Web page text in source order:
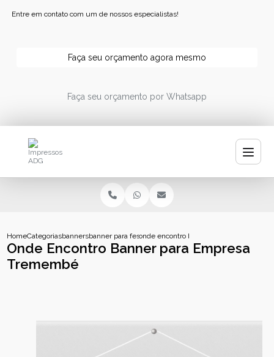
Entre em contato com um de nossos especialistas!
Faça seu orçamento agora mesmo
Faça seu orçamento por Whatsapp
HomeCategoriasbannersbanner para festaonde encontro banner para empresa
Onde Encontro Banner para Empresa
Tremembé